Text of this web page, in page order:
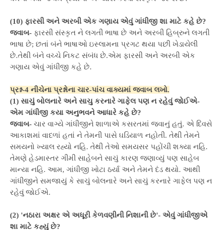
(10) ફારસી અને અરબી એક ગણાય એવું ગાંધીજી શા માટે કહે છે?
જવાબ- ફારસી સંસ્કૃત ને લગતી ભાષા છે અને અરબી હિબ્રુને લગતી
ભાષા છે; છતાં બંને ભાષાઓ ઇસ્લામના પ્રગટ થયા પછી ખેડાયેલી
છે.તેથી બંને વચ્ચે નિકટ સંબંધ છે.એમ ફારસી અને અરબી એક
ગણાય એવું ગાંધીજી કહે છે.
પ્રશ્ન-4 નીચેના પ્રશ્નોના ચાર-પાંચ વાક્યમાં જવાબ લખો.
(1) સાચું બોલનારે અને સાચુ કરનારે ગાફેલ પણ ન રહેવું જોઈએ-
એમ ગાંધીજી કયા અનુભવને આધારે કહે છે?
જવાબ- ચાર વાગ્યે ગાંધીજીને શાળાએ કસરતમાં જવાનું હતું. એ દિવસે
આકાશમાં વાદળાં હતાં ને તેમની પાસે ઘડિયાળ નહોતી. તેથી તેમને
સમયનો ખ્યાલ રહ્યો નહિ. તેથી તેઓ સમયસર પહોંચી શક્યા નહિ.
તેમણે હેડમાસ્તર ગીમી સાહેબને સાચું કારણ જણાવ્યું પણ સાહેબ
માન્યા નહિ. આમ, ગાંધીજી ખોટા ઠર્યા અને તેમને દંડ થયો. આથી
ગાંધીજીને સમજાયું કે સાચું બોલનારે અને સાચું કરનારે ગાફેલ પણ ન
રહેવું જોઈએ.
(2) 'નઠારા અક્ષર એ અધૂરી કેળવણીની નિશાની છે'- એવું ગાંધીજીએ
શા માટે કહ્યું છે?